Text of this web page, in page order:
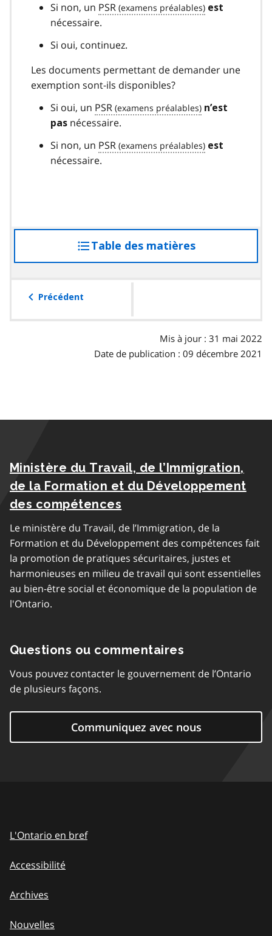
Si non, un PSR est
nécessaire.
Si oui, continuez.
Les documents permettant de demander une
exemption sont-ils disponibles?
Si oui, un PSR
n’est
pas nécessaire.
Si non, un PSR est
nécessaire.
Table des matières
à
Précédent
Mis à jour : 31 mai 2022
Date de publication : 09 décembre 2021
Ministère du Travail, de l’Immigration,
de la Formation et du Développement
des compétences
Le ministère du Travail, de l’Immigration, de la
Formation et du Développement des compétences fait
la promotion de pratiques sécuritaires, justes et
harmonieuses en milieu de travail qui sont essentielles
au bien-être social et économique de la population de
l'Ontario.
Questions ou commentaires
Vous pouvez contacter le gouvernement de l’Ontario
de plusieurs façons.
Communiquez avec nous
L'Ontario en bref
Accessibilité
Archives
Nouvelles